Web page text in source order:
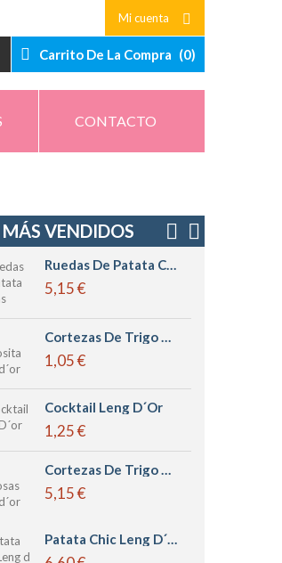
Mi cuenta
Carrito De La Compra (0)
CONTACTO
MÁS VENDIDOS
Ruedas De Patata Crudas Leng D´or
5,15 €
Cortezas De Trigo Pequeñas Sabrositas Leng D´or
1,05 €
Cocktail Leng D´or
1,25 €
Cortezas De Trigo Grandes Sabrosas Leng D´or
5,15 €
Patata Chic Leng D´or